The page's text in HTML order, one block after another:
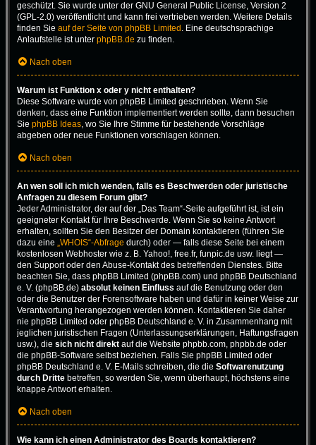
geschützt. Sie wurde unter der GNU General Public License, Version 2
(GPL-2.0) veröffentlicht und kann frei vertrieben werden. Weitere Details
finden Sie auf der Seite von phpBB Limited . Eine deutschsprachige
Anlaufstelle ist unter phpBB.de zu finden.
Nach oben
Warum ist Funktion x oder y nicht enthalten?
Diese Software wurde von phpBB Limited geschrieben. Wenn Sie
denken, dass eine Funktion implementiert werden sollte, dann besuchen
Sie phpBB Ideas, wo Sie Ihre Stimme für bestehende Vorschläge
abgeben oder neue Funktionen vorschlagen können.
Nach oben
An wen soll ich mich wenden, falls es Beschwerden oder juristische
Anfragen zu diesem Forum gibt?
Jeder Administrator, der auf der „Das Team“-Seite aufgeführt ist, ist ein
geeigneter Kontakt für Ihre Beschwerde. Wenn Sie so keine Antwort
erhalten, sollten Sie den Besitzer der Domain kontaktieren (führen Sie
dazu eine „WHOIS“-Abfrage durch) oder — falls diese Seite bei einem
kostenlosen Webhoster wie z. B. Yahoo!, free.fr, funpic.de usw. liegt —
den Support oder den Abuse-Kontakt des betreffenden Dienstes. Bitte
beachten Sie, dass phpBB Limited (phpBB.com) und phpBB Deutschland
e. V. (phpBB.de) absolut keinen Einfluss auf die Benutzung oder den
oder die Benutzer der Forensoftware haben und dafür in keiner Weise zur
Verantwortung herangezogen werden können. Kontaktieren Sie daher
nie phpBB Limited oder phpBB Deutschland e. V. in Zusammenhang mit
jeglichen juristischen Fragen (Unterlassungserklärungen, Haftungsfragen
usw.), die sich nicht direkt auf die Website phpbb.com, phpbb.de oder
die phpBB-Software selbst beziehen. Falls Sie phpBB Limited oder
phpBB Deutschland e. V. E-Mails schreiben, die die Softwarenutzung
durch Dritte betreffen, so werden Sie, wenn überhaupt, höchstens eine
knappe Antwort erhalten.
Nach oben
Wie kann ich einen Administrator des Boards kontaktieren?